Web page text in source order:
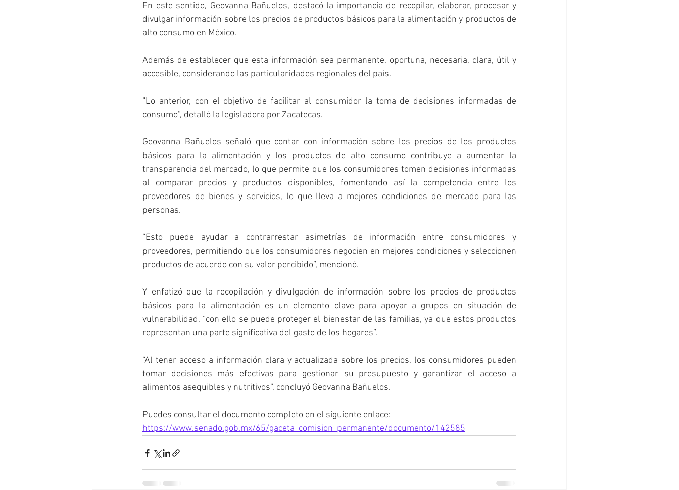
En este sentido, Geovanna Bañuelos, destacó la importancia de recopilar, elaborar, procesar y
divulgar información sobre los precios de productos básicos para la alimentación y productos de
alto consumo en México.
Además de establecer que esta información sea permanente, oportuna, necesaria, clara, útil y
accesible, considerando las particularidades regionales del país.
“Lo anterior, con el objetivo de facilitar al consumidor la toma de decisiones informadas de
consumo”, detalló la legisladora por Zacatecas.
Geovanna Bañuelos señaló que contar con información sobre los precios de los productos
básicos para la alimentación y los productos de alto consumo contribuye a aumentar la
transparencia del mercado, lo que permite que los consumidores tomen decisiones informadas
al comparar precios y productos disponibles, fomentando así la competencia entre los
proveedores de bienes y servicios, lo que lleva a mejores condiciones de mercado para las
personas.
“Esto puede ayudar a contrarrestar asimetrías de información entre consumidores y
proveedores, permitiendo que los consumidores negocien en mejores condiciones y seleccionen
productos de acuerdo con su valor percibido”, mencionó.
Y enfatizó que la recopilación y divulgación de información sobre los precios de productos
básicos para la alimentación es un elemento clave para apoyar a grupos en situación de
vulnerabilidad, “con ello se puede proteger el bienestar de las familias, ya que estos productos
representan una parte significativa del gasto de los hogares”.
“Al tener acceso a información clara y actualizada sobre los precios, los consumidores pueden
tomar decisiones más efectivas para gestionar su presupuesto y garantizar el acceso a
alimentos asequibles y nutritivos”, concluyó Geovanna Bañuelos.
Puedes consultar el documento completo en el siguiente enlace:
https://www.senado.gob.mx/65/gaceta_comision_permanente/documento/142585